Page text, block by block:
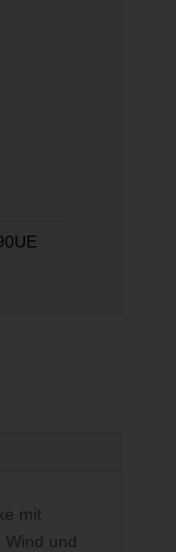
mit
Wind und